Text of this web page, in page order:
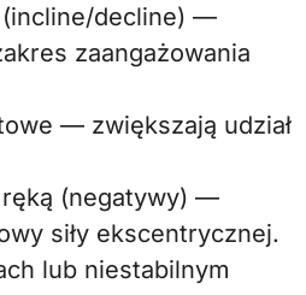
decline) —
zaangażowania
— zwiększają udział
(negatywy) —
siły ekscentrycznej.
lub niestabilnym